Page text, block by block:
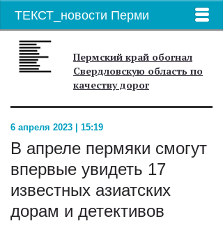
ТЕКСТ_новости Перми
Пермский край обогнал
Свердловскую область по
качеству дорог
6 апреля 2023 | 15:19
В апреле пермяки смогут
впервые увидеть 17
известных азиатских
дорам и детективов